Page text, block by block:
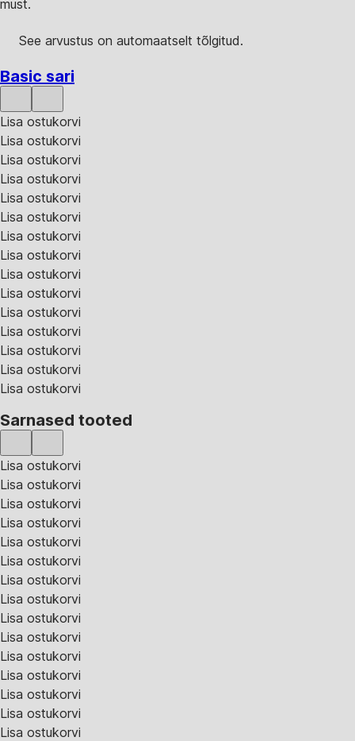
must.
See arvustus on automaatselt tõlgitud.
Basic sari
Lisa ostukorvi
Lisa ostukorvi
Lisa ostukorvi
Lisa ostukorvi
Lisa ostukorvi
Lisa ostukorvi
Lisa ostukorvi
Lisa ostukorvi
Lisa ostukorvi
Lisa ostukorvi
Lisa ostukorvi
Lisa ostukorvi
Lisa ostukorvi
Lisa ostukorvi
Lisa ostukorvi
Sarnased tooted
Lisa ostukorvi
Lisa ostukorvi
Lisa ostukorvi
Lisa ostukorvi
Lisa ostukorvi
Lisa ostukorvi
Lisa ostukorvi
Lisa ostukorvi
Lisa ostukorvi
Lisa ostukorvi
Lisa ostukorvi
Lisa ostukorvi
Lisa ostukorvi
Lisa ostukorvi
Lisa ostukorvi